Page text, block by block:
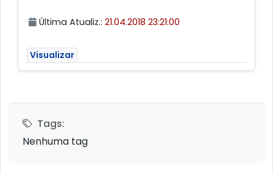
Última Atualiz.: 21.04.2018 23:21:00
Visualizar
Tags:
Nenhuma tag